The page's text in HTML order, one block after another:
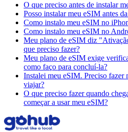
O que preciso antes de instalar
Posso instalar meu eSIM antes
Como instalo meu eSIM no
Como instalo meu eSIM no
Meu plano de eSIM diz
que preciso fazer?
Meu plano de eSIM exige
como faço para concluí-la?
Instalei meu eSIM. Preciso fazer
viajar?
O que preciso fazer quando
começar a usar meu eSIM?